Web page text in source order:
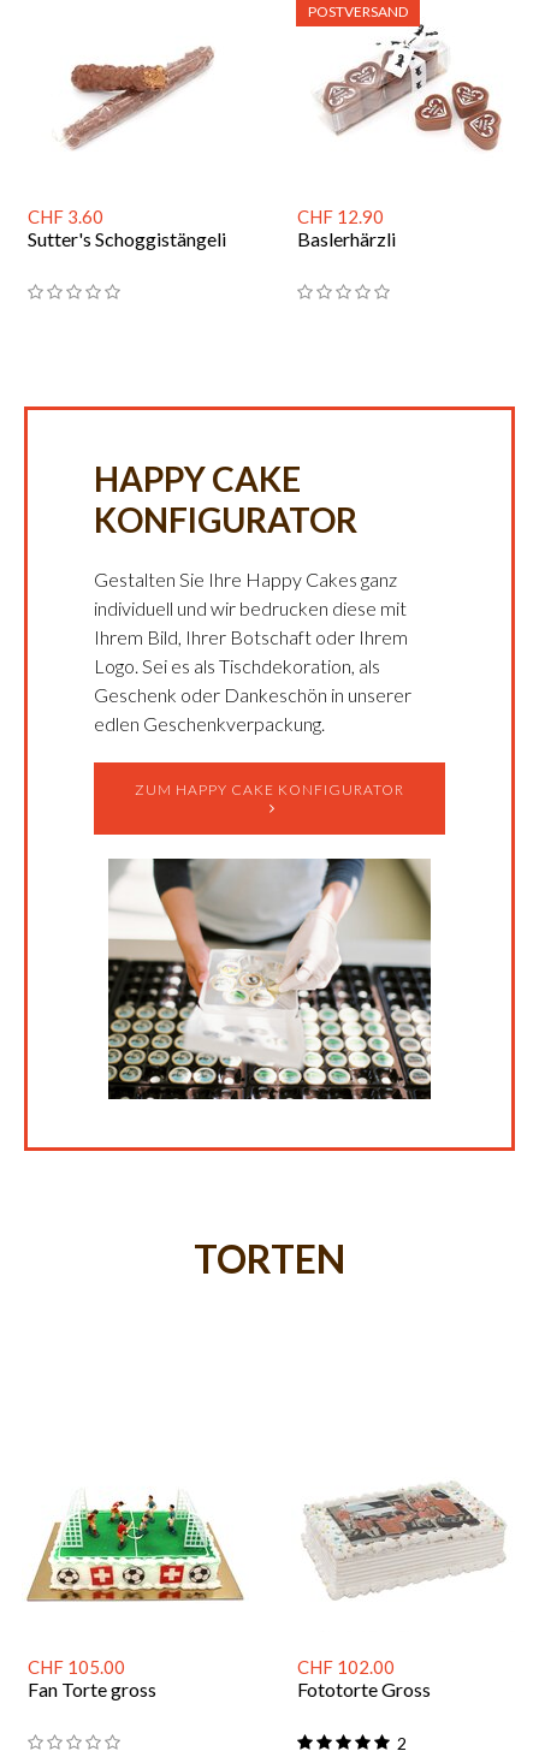
CHF 3.60
Sutter's Schoggistängeli
CHF 12.90
Baslerhärzli
POSTVERSAND
HAPPY CAKE
KONFIGURATOR
Gestalten Sie Ihre Happy Cakes ganz
individuell und wir bedrucken diese mit
Ihrem Bild, Ihrer Botschaft oder Ihrem
Logo. Sei es als Tischdekoration, als
Geschenk oder Dankeschön in unserer
edlen Geschenkverpackung.
ZUM HAPPY CAKE KONFIGURATOR
TORTEN
CHF 105.00
Fan Torte gross
CHF 102.00
Fototorte Gross
2